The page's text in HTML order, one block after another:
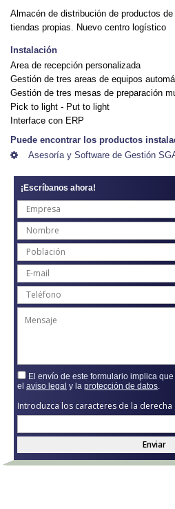
Almacén de distribución de productos
tiendas propias. Nuevo centro logístico
Instalación
Area de recepción personalizada
Gestión de tres areas de equipos
Gestión de tres mesas de preparación
Pick to light - Put to light
Interface con ERP
Puede encontrar los productos
Asesoría y Software de Gestión
¡Escríbanos ahora!
El envío de este formulario implica
el aviso legal y la protección de datos
Introduzca los caracteres de la derecha
Enviar